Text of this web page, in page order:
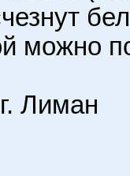
можно
Лиман